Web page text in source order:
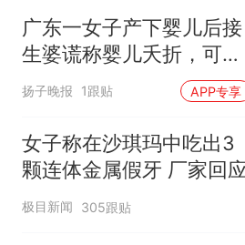
来源：参考消
笔试第一被
官方通报
制裁瓜子
广东一女子产下婴儿后接
生婆谎称婴儿夭折，可女
子记得孩子哭声一直不肯
放弃，38年后在广西寻
亲生儿子：“我就知道你还
活着……”
扬子晚报 1跟贴 APP专享
女子称在沙琪玛中吃出3
颗连体金属假牙 厂家回
极目新闻 305跟贴